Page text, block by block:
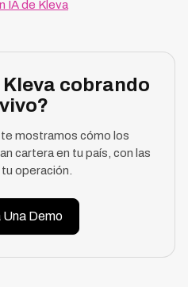
IA de Kleva
Kleva cobrando
mostramos cómo los
cartera en tu país, con las
operación.
Demo